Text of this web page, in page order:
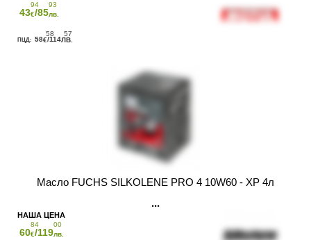
43
94
€/85
93
лв.
58
58
€/114
57
ЛВ.
Масло FUCHS SILKOLENE PRO 4 10W60 - XP 4л
60
84
€/119
00
лв.